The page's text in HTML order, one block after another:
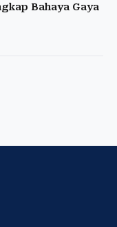
Bahaya Gaya